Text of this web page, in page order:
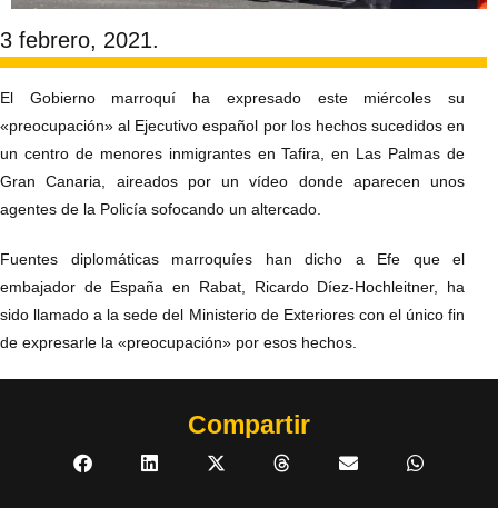
3 febrero, 2021.
El Gobierno marroquí ha expresado este miércoles su
«preocupación» al Ejecutivo español por los hechos sucedidos en
un centro de menores inmigrantes en Tafira, en Las Palmas de
Gran Canaria, aireados por un vídeo donde aparecen unos
agentes de la Policía sofocando un altercado.
Fuentes diplomáticas marroquíes han dicho a Efe que el
embajador de España en Rabat, Ricardo Díez-Hochleitner, ha
sido llamado a la sede del Ministerio de Exteriores con el único fin
de expresarle la «preocupación» por esos hechos.
Compartir